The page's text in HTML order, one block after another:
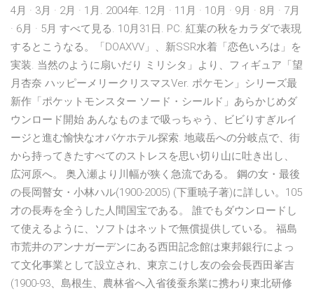
4月 · 3月 · 2月 · 1月. 2004年. 12月 · 11月 · 10月 · 9月 · 8月 · 7月
· 6月 · 5月 すべて見る. 10月31日. PC. 紅葉の秋をカラダで表現
するとこうなる。「DOAXVV」、新SSR水着「恋色いろは」を
実装. 当然のように扇いだり ミリシタ」より、フィギュア「望
月杏奈 ハッピーメリークリスマスVer. ポケモン」シリーズ最
新作「ポケットモンスター ソード・シールド」あらかじめダ
ウンロード開始 あんなものまで吸っちゃう、ビビりすぎルイ
ージと進む愉快なオバケホテル探索. 地蔵岳への分岐点で、街
から持ってきたすべてのストレスを思い切り山に吐き出し、
広河原へ。 奥入瀬より川幅が狭く急流である。 鋼の女・最後
の長岡瞽女・小林ハル(1900-2005) (下重暁子著)に詳しい。105
才の長寿を全うした人間国宝である。 誰でもダウンロードし
て使えるように、ソフトはネットで無償提供している。 福島
市荒井のアンナガーデンにある西田記念館は東邦銀行によっ
て文化事業として設立され、東京こけし友の会会長西田峯吉
(1900-93、島根生、農林省へ入省後蚕糸業に携わり東北研修